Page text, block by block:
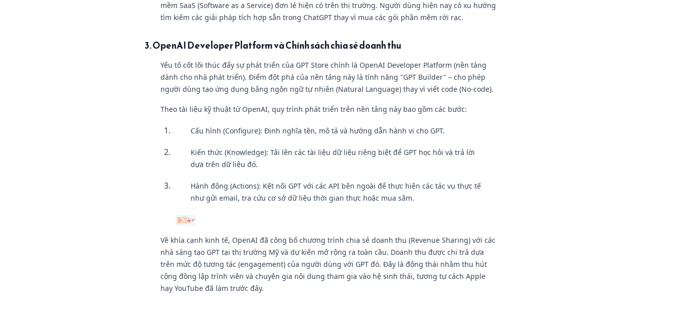
mềm SaaS (Software as a Service) đơn lẻ hiện có trên thị trường. Người dùng hiện nay có xu hướng
tìm kiếm các giải pháp tích hợp sẵn trong ChatGPT thay vì mua các gói phần mềm rời rạc.
3. OpenAI Developer Platform và Chính sách chia sẻ doanh thu
Yếu tố cốt lõi thúc đẩy sự phát triển của GPT Store chính là OpenAI Developer Platform (nền tảng
dành cho nhà phát triển). Điểm đột phá của nền tảng này là tính năng "GPT Builder" – cho phép
người dùng tạo ứng dụng bằng ngôn ngữ tự nhiên (Natural Language) thay vì viết code (No-code).
Theo tài liệu kỹ thuật từ OpenAI, quy trình phát triển trên nền tảng này bao gồm các bước:
Cấu hình (Configure): Định nghĩa tên, mô tả và hướng dẫn hành vi cho GPT.
Kiến thức (Knowledge): Tải lên các tài liệu dữ liệu riêng biệt để GPT học hỏi và trả lời
dựa trên dữ liệu đó.
Hành động (Actions): Kết nối GPT với các API bên ngoài để thực hiện các tác vụ thực tế
như gửi email, tra cứu cơ sở dữ liệu thời gian thực hoặc mua sắm.
Về khía cạnh kinh tế, OpenAI đã công bố chương trình chia sẻ doanh thu (Revenue Sharing) với các
nhà sáng tạo GPT tại thị trường Mỹ và dự kiến mở rộng ra toàn cầu. Doanh thu được chi trả dựa
trên mức độ tương tác (engagement) của người dùng với GPT đó. Đây là động thái nhằm thu hút
cộng đồng lập trình viên và chuyên gia nội dung tham gia vào hệ sinh thái, tương tự cách Apple
hay YouTube đã làm trước đây.